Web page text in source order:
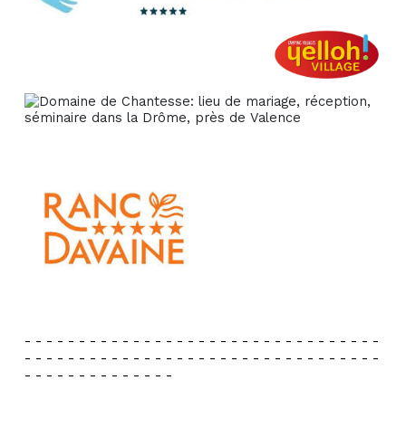
- - - - - - - - - - - - - - - - - - - - - - - - - - - - - - - - -
- - - - - - - - - - - - - - - - - - - - - - - - - - - - - - - - -
- - - - - - - - - - - - - -